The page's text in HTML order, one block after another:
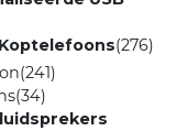
(276)
(241)
(34)